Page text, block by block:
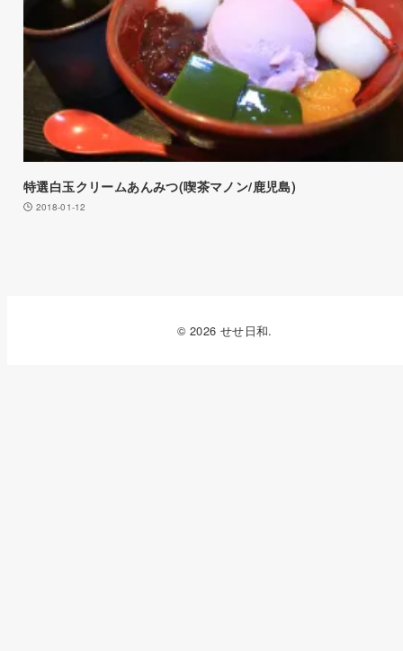
特選白玉クリームあんみつ(喫茶マノン/鹿児島)
2018-01-12
© 2026 せせ日和.